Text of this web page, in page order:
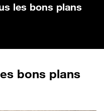
les bons plans
bons plans